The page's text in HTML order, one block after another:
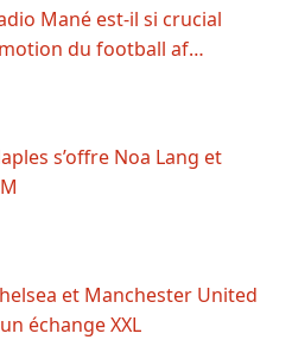
Mané est-il si crucial
du football af…
s’offre Noa Lang et
et Manchester United
échange XXL